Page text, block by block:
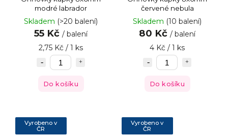
modré labrador
Skladem (>20 balení)
55 Kč / balení
2,75 Kč / 1 ks
Do košíku
červené nebula
Skladem (10 balení)
80 Kč / balení
4 Kč / 1 ks
Do košíku
Vyrobeno v
ČR
Vyrobeno v
ČR